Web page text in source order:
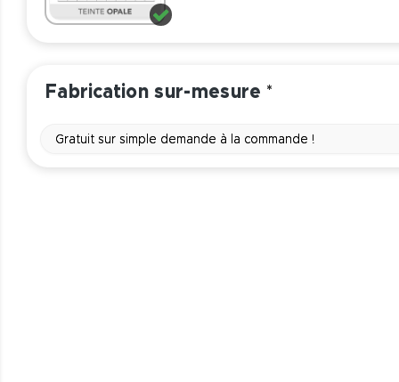
Fabrication sur-mesure *
Gratuit sur simple demande à la commande !